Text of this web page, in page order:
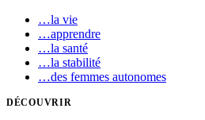
…la vie
…apprendre
…la santé
…la stabilité
…des femmes autonomes
DÉCOUVRIR